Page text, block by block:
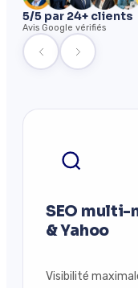
5/5 par 24+ clients
Avis Google vérifiés
SEO multi-
& Yahoo
Visibilité